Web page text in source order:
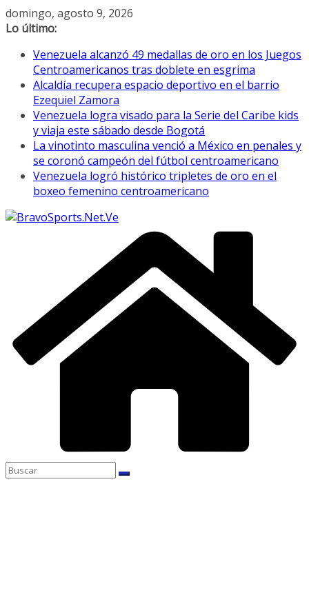
Saltar
al
domingo, agosto 9, 2026
Lo último:
Venezuela alcanzó 49 medallas de oro en los Juegos
Centroamericanos tras doblete en esgrima
Alcaldía recupera espacio deportivo en el barrio
Ezequiel Zamora
Venezuela logra visado para la Serie del Caribe kids
y viaja este sábado desde Bogotá
La vinotinto masculina venció a México en penales y
se coronó campeón del fútbol centroamericano
Venezuela logró histórico tripletes de oro en el
boxeo femenino centroamericano